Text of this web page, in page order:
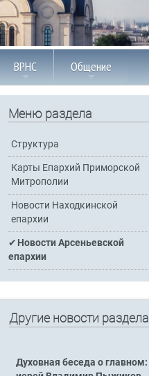
ВРНС Общение
Меню раздела
Структура
Карты Епархий Приморской
Митрополии
Новости Находкинской
епархии
Новости Арсеньевской
епархии
Другие новости раздела
Духовная беседа о главном: